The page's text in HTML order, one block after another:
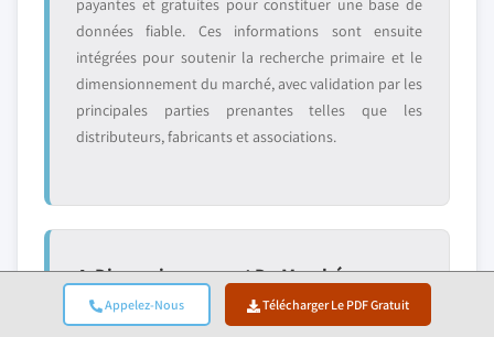
Appelez-Nous Télécharger Le PDF Gratuit
payantes et gratuites pour constituer une base de
données fiable. Ces informations sont ensuite
intégrées pour soutenir la recherche primaire et le
dimensionnement du marché, avec validation par les
principales parties prenantes telles que les
distributeurs, fabricants et associations.
4. Dimensionnement Du Marché
Notre dimensionnement du marché est construit sur